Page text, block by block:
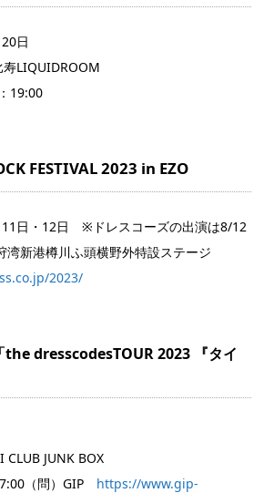
日
LIQUIDROOM
19:00
FESTIVAL 2023 in EZO
11日・12日 ※ドレスコーズの出演は8/12
湾新港樽川ふ頭横野外特設ステージ
2023/
the dresscodesTOUR 2023 『タイ
CLUB JUNK BOX
（問）GIP https://www.gip-